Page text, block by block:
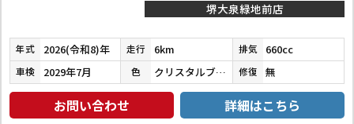
堺大泉緑地前店
年式 2026(令和8)年 走行 6km 排気 660cc
車検 2029年7月 色 クリスタルブラックパール 修復 無
お問い合わせ 詳細はこちら